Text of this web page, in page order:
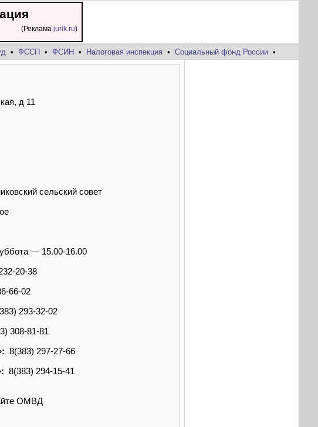
(Реклама jurik.ru)
• ФССП • ФСИН • Налоговая инспекция • Социальный фонд России •
д 11
сельский совет
— 15.00-16.00
20-38
66-02
293-32-02
308-81-81
8(383) 297-27-66
8(383) 294-15-41
ОМВД